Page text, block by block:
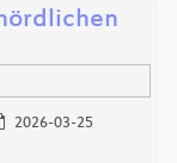
2026-03-25